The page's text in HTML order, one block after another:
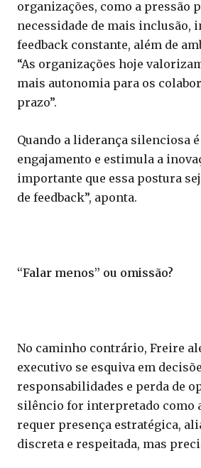
organizações, como a pressão
necessidade de mais inclusão,
feedback constante, além de
“As organizações hoje
mais autonomia para os
prazo”.
Quando a liderança silenciosa
engajamento e estimula a
importante que essa postura
de feedback”, aponta.
“Falar menos” ou omissão?
No caminho contrário, Freire
executivo se esquiva em
responsabilidades e perda de
silêncio for interpretado como
requer presença estratégica,
discreta e respeitada, mas